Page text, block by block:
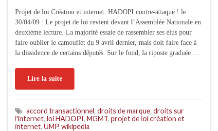
Projet de loi Création et internet: HADOPI contre-attaque ! le
30/04/09 : Le projet de loi revient devant l’Assemblée Nationale en
deuxième lecture. La majorité essaie de rassembler ses élus pour
faire oublier le camouflet du 9 avril dernier, mais doit faire face à
la dissidence de certains députés. Sur le fond, la riposte graduée …
Lire la suite
accord transactionnel, droits de marque, droits sur
l'internet, loi HADOPI, MGMT, projet de loi création et
internet, UMP, wikipedia